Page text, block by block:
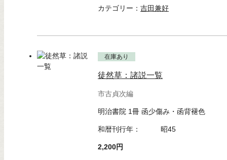
カテゴリー： 吉田兼好
在庫あり
徒然草：諸説一覧
市古貞次編
明治書院 1冊 函少傷み・函背褪色
和暦刊行年： 昭45
2,200円